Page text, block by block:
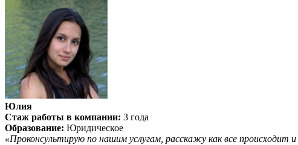
Юлия
Стаж работы в компании: 3 года
Образование: Юридическое
«Проконсультирую по нашим услугам, расскажу как все происходит